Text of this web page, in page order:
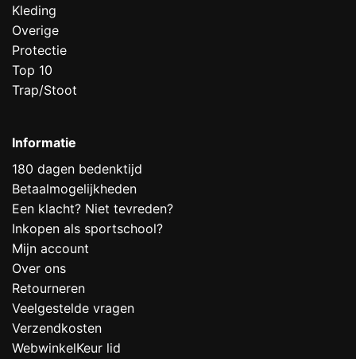
Kleding
Overige
Protectie
Top 10
Trap/Stoot
Informatie
180 dagen bedenktijd
Betaalmogelijkheden
Een klacht? Niet tevreden?
Inkopen als sportschool?
Mijn account
Over ons
Retourneren
Veelgestelde vragen
Verzendkosten
WebwinkelKeur lid